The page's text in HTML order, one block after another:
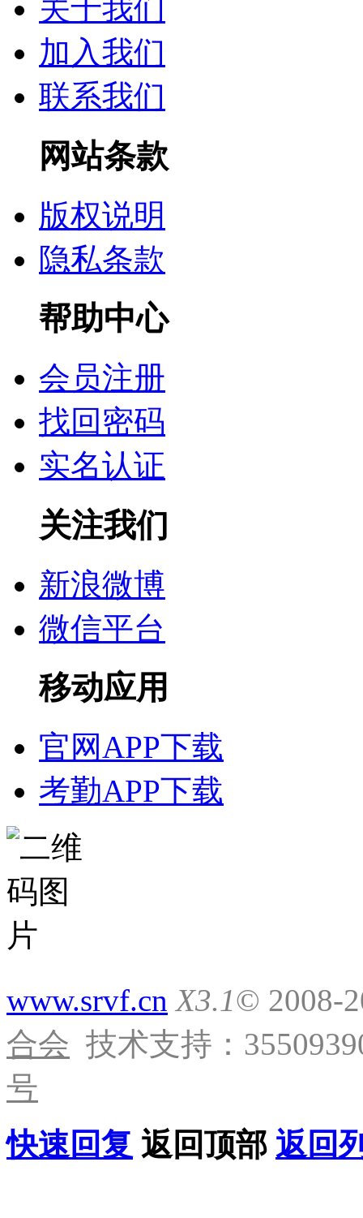
关于我们
加入我们
联系我们
网站条款
版权说明
隐私条款
帮助中心
会员注册
找回密码
实名认证
关注我们
新浪微博
微信平台
移动应用
官网APP下载
考勤APP下载
www.srvf.cn X3.1© 2008-
合会 技术支持：
号
快速回复 返回顶部 返回